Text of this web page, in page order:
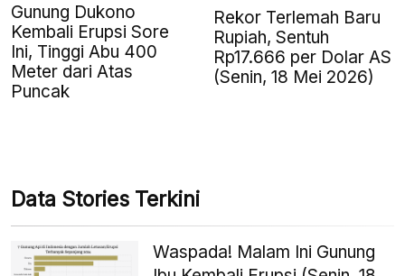
Gunung Dukono
Kembali Erupsi Sore
Ini, Tinggi Abu 400
Meter dari Atas
Puncak
Rekor Terlemah Baru
Rupiah, Sentuh
Rp17.666 per Dolar AS
(Senin, 18 Mei 2026)
Data Stories Terkini
Waspada! Malam Ini Gunung